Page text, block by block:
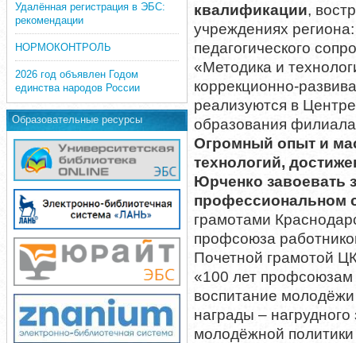
Удалённая регистрация в ЭБС:
рекомендации
НОРМОКОНТРОЛЬ
2026 год объявлен Годом
единства народов России
Образовательные ресурсы
квалификации,
учреждениях
педагогического
«Методика и
коррекционно-
реализуются в
образования
Огромный опыт и
технологий,
Юрченко завоевать
профессиональном
грамотами
профсоюза
Почетной грамотой
«100 лет профсоюзам
воспитание
награды –
молодёжной